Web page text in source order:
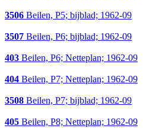
3506 Beilen, P5; bijblad; 1962-09
3507 Beilen, P6; bijblad; 1962-09
403 Beilen, P6; Netteplan; 1962-09
404 Beilen, P7; Netteplan; 1962-09
3508 Beilen, P7; bijblad; 1962-09
405 Beilen, P8; Netteplan; 1962-09